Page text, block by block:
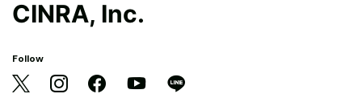
CINRA, Inc.
Follow